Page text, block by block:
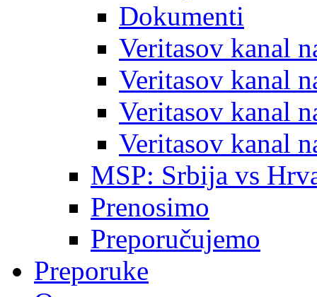
Dokumenti
Veritasov kanal
Veritasov kanal
Veritasov kanal
Veritasov kanal
MSP: Srbija vs
Prenosimo
Preporučujemo
Preporuke